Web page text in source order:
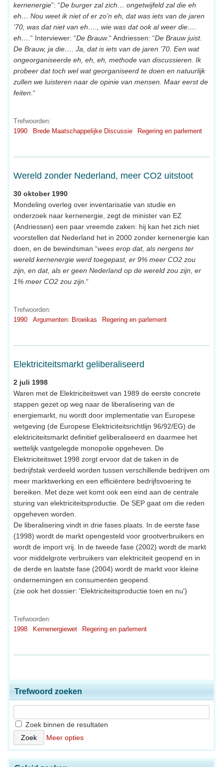
kernenergie”: “De burger zal zich… ongetwijfeld zal die eh
eh… Nou weet ik niet of er zo’n eh, dat was iets van de jaren
’70, was dat niet van eh…., wie was dat ook al weer die….
eh… .“ Interviewer: “De Brauw.“ Andriessen: “De Brauw juist.
De Brauw, ja die…. Ja, dat is iets van de jaren ’70. Een wat
ongeorganiseerde eh, eh, eh, methode van discussieren. Ik
probeer dat toch wel wat georganiseerd te doen en natuurlijk
zullen we luisteren naar de opinie van mensen. Maar eerst de
feiten .“
Trefwoorden:
1990
Brede Maatschappelijke Discussie Regering en parlement
Wereld zonder Nederland, meer CO2 uitstoot
30 oktober 1990
Mondeling overleg over inventarisatie van studie en
onderzoek naar kernenergie, zegt de minister van EZ
(Andriessen) een paar vreemde zaken: hij kan het zich niet
voorstellen dat Nederland het in 2000 zonder kernenergie kan
doen, en de bewindsman “wees erop dat, als nergens ter
wereld kernenergie werd toegepast, er 9% meer CO2 zou
zijn, en dat, als er geen Nederland op de wereld zou zijn, er
1% meer CO2 zou zijn .“
Trefwoorden:
1990
Argumenten: Broeikas Regering en parlement
Elektriciteitsmarkt geliberaliseerd
2 juli 1998
Waren met de Elektriciteitswet van 1989 de eerste concrete
stappen gezet op weg naar de liberalisering van de
energiemarkt, nu wordt door implementatie van Europese
wetgeving (de Europese Elektriciteitsrichtlijn 96/92/EG) de
elektriciteitsmarkt definitief geliberaliseerd en daarmee het
wettelijk vastgelegde monopolie opgeheven. De
Elektriciteitswet 1998 zorgt ervoor dat de taken in de
bedrijfstak verdeeld worden tussen verschillende bedrijven om
meer marktwerking en een efficiëntere bedrijfsvoering te
bereiken. Met deze wet komt ook een eind aan de centrale
sturing van elektriciteitsproductie. De SEP gaat om die reden
opgeheven worden.
De liberalisering vindt in drie fases plaats. In de eerste fase
(1998) wordt de markt opengesteld voor grootverbruikers en
wordt de import vrij. In de tweede fase (2002) wordt de markt
voor middelgrote verbruikers van elektriciteit geopend en in
de derde en laatste fase (2004) wordt de markt voor kleine
ondernemingen en consumenten geopend.
(zie ook het dossier: 'Elektriciteitsproductie toen en nu')
Trefwoorden:
1998
Kernenergiewet Regering en parlement
Trefwoord zoeken
Zoek binnen de resultaten
Meer opties